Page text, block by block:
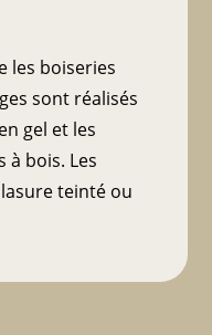
les boiseries
sont réalisés
gel et les
à bois. Les
teinté ou